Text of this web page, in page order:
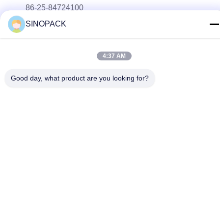
86-25-84724100
ই-মেইল
আরএম.1607 ঝেংহং ম্যানশন, নং 38 হংকউ আরডি, নানজিং 210001, চীন
SINOPACK
4:37 AM
Good day, what product are you looking for?